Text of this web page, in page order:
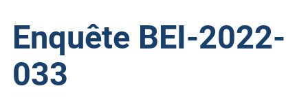
Enquête BEI-2022-
033